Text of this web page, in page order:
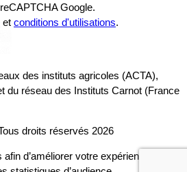
Google.
et conditions d'utilisations.
des instituts agricoles (ACTA),
du réseau des Instituts Carnot (France
droits réservés 2026
d’améliorer votre expérience